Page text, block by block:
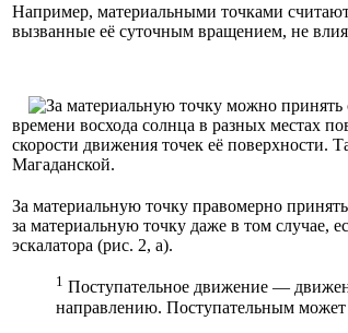
Например, материальными точками
вызванные её суточным вращением, не
времени восхода солнца в разных местах
скорости движения точек её
Магаданской.
За материальную точку правомерно
за материальную точку даже в том случае,
эскалатора (рис. 2, а).
1 Поступательное движение —
направлению. Поступательным может